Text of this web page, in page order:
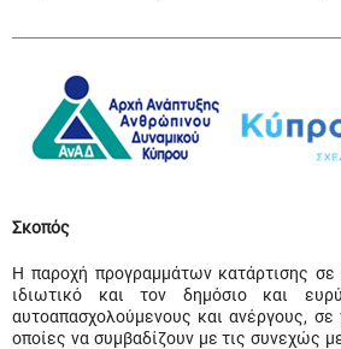
Σκοπός
Η παροχή προγραμμάτων κατάρτισης
ιδιωτικό και τον δημόσιο και
αυτοαπασχολούμενους και ανέργους, σε
οποίες να συμβαδίζουν με τις συνεχώς